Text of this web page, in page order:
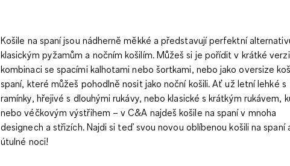
Košile na spaní jsou nádherně měkké a představují perfektní
klasickým pyžamům a nočním košilím. Můžeš si je pořídit v krátké
kombinaci se spacími kalhotami nebo šortkami, nebo jako oversize
spaní, které můžeš pohodlně nosit jako noční košili. Ať už letní lehké s
ramínky, hřejivé s dlouhými rukávy, nebo klasické s krátkým rukávem,
nebo véčkovým výstřihem – v C&A najdeš košile na spaní v mnoha
designech a střizích. Najdi si teď svou novou oblíbenou košili na spaní
útulné noci!